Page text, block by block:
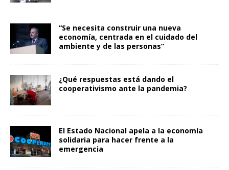
“Se necesita construir una nueva
economía, centrada en el cuidado del
ambiente y de las personas”
¿Qué respuestas está dando el
cooperativismo ante la pandemia?
El Estado Nacional apela a la economía
solidaria para hacer frente a la
emergencia